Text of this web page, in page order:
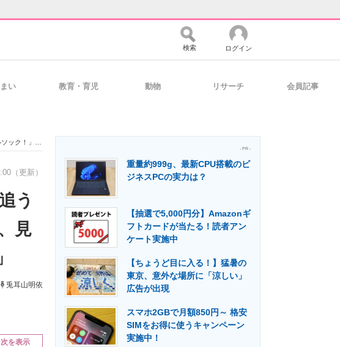
経営リーダーのコミュニティ マーケ×ITの今がよく分かる
製造業のIT導入・活用を支援
エネルギーの専門メディア 建設×テクノロジーの最前線
検索 ログイン
い 教育・育児 動物 リサーチ 会員記事
ック！」
（更新）
う
見
兎耳山明依
次を表示
- PR -
重量約999g、最新CPU搭載のビ
ジネスPCの実力は？
【抽選で5,000円分】Amazonギ
フトカードが当たる！読者アン
ケート実施中
【ちょうど目に入る！】猛暑の
東京、意外な場所に「涼しい」
広告が出現
スマホ2GBで月額850円～ 格安
SIMをお得に使うキャンペーン
実施中！